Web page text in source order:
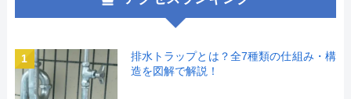
1
排水トラップとは？全7種類の仕組み・構
造を図解で解説！